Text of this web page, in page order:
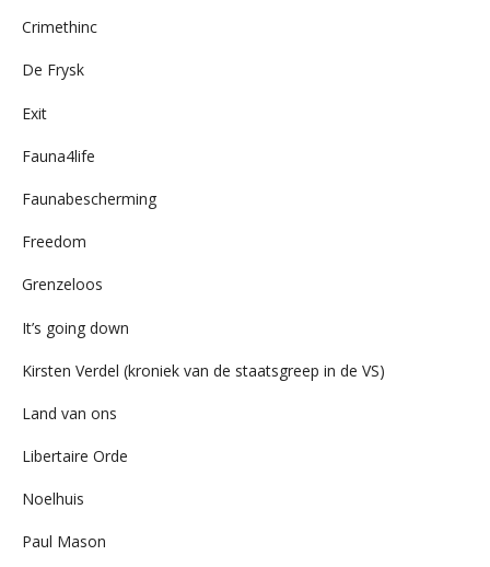
Crimethinc
De Frysk
Exit
Fauna4life
Faunabescherming
Freedom
Grenzeloos
It’s going down
Kirsten Verdel (kroniek van de staatsgreep in de VS)
Land van ons
Libertaire Orde
Noelhuis
Paul Mason